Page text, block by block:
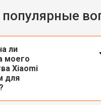
ли
моего
Xiaomi
для